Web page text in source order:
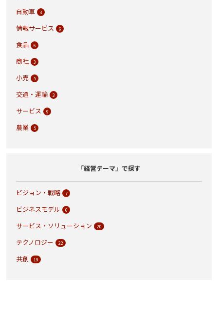
自動車 3
情報サービス 6
食品 6
商社 3
小売 5
交通・運輸 3
サービス 9
農業 5
「経営テーマ」で探す
ビジョン・戦略 7
ビジネスモデル 6
サービス・ソリューション 20
テクノロジー 22
共創 19